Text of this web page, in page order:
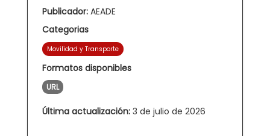
Publicador: AEADE
Categorias
Movilidad y Transporte
Formatos disponibles
URL
Última actualización: 3 de julio de 2026